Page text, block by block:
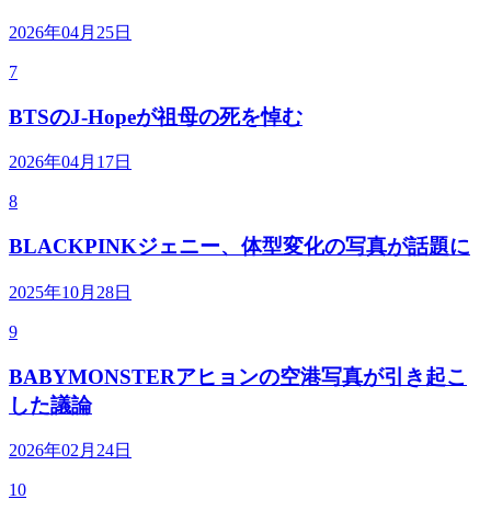
2026年04月25日
7
BTSのJ-Hopeが祖母の死を悼む
2026年04月17日
8
BLACKPINKジェニー、体型変化の写真が話題に
2025年10月28日
9
BABYMONSTERアヒョンの空港写真が引き起こ
した議論
2026年02月24日
10